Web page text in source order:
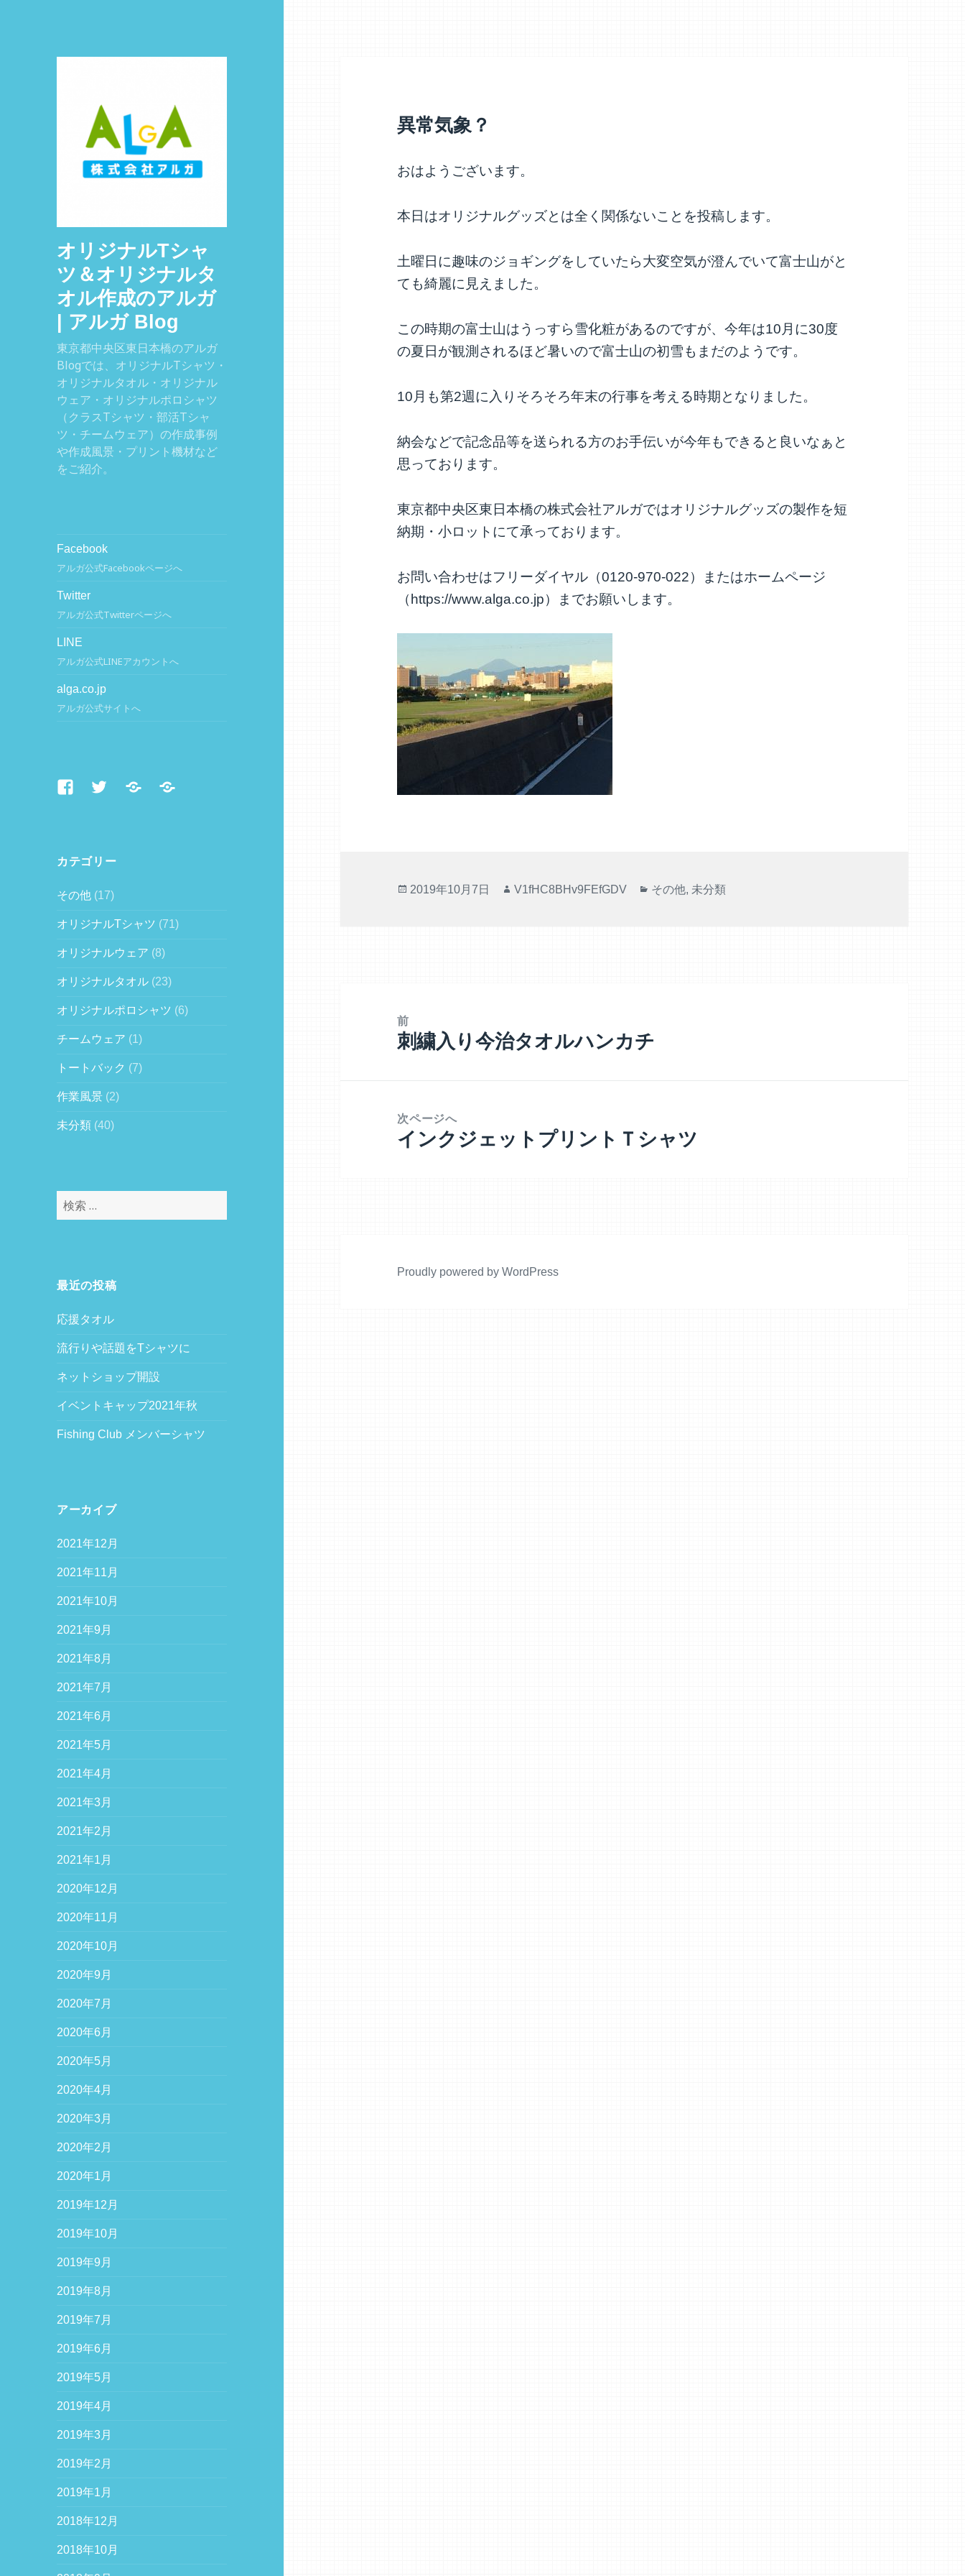
オリジナルTシャ
ツ＆オリジナルタ
オル作成のアルガ
| アルガ Blog
東京都中央区東日本橋のアルガ
Blogでは、オリジナルTシャツ・
オリジナルタオル・オリジナル
ウェア・オリジナルポロシャツ
（クラスTシャツ・部活Tシャ
ツ・チームウェア）の作成事例
や作成風景・プリント機材など
をご紹介。
Facebook
アルガ公式Facebookページへ
Twitter
アルガ公式Twitterページへ
LINE
アルガ公式LINEアカウントへ
alga.co.jp
アルガ公式サイトへ
FacebookTwitterLINE alga.co.jp
カテゴリー
その他 (17)
オリジナルTシャツ (71)
オリジナルウェア (8)
オリジナルタオル (23)
オリジナルポロシャツ (6)
チームウェア (1)
トートバック (7)
作業風景 (2)
未分類 (40)
検
索
最近の投稿
応援タオル
流行りや話題をTシャツに
ネットショップ開設
イベントキャップ2021年秋
Fishing Club メンバーシャツ
アーカイブ
2021年12月
2021年11月
2021年10月
2021年9月
2021年8月
2021年7月
2021年6月
2021年5月
2021年4月
2021年3月
2021年2月
2021年1月
2020年12月
2020年11月
2020年10月
2020年9月
2020年7月
2020年6月
2020年5月
2020年4月
2020年3月
2020年2月
2020年1月
2019年12月
2019年10月
2019年9月
2019年8月
2019年7月
2019年6月
2019年5月
2019年4月
2019年3月
2019年2月
2019年1月
2018年12月
2018年10月
異常気象？
おはようございます。
本日はオリジナルグッズとは全く関係ないことを投稿します。
土曜日に趣味のジョギングをしていたら大変空気が澄んでいて富士山がと
ても綺麗に見えました。
この時期の富士山はうっすら雪化粧があるのですが、今年は10月に30度
の夏日が観測されるほど暑いので富士山の初雪もまだのようです。
10月も第2週に入りそろそろ年末の行事を考える時期となりました。
納会などで記念品等を送られる方のお手伝いが今年もできると良いなぁと
思っております。
東京都中央区東日本橋の株式会社アルガではオリジナルグッズの製作を短
納期・小ロットにて承っております。
お問い合わせはフリーダイヤル（0120-970-022）またはホームページ
（https://www.alga.co.jp）までお願いします。
投
2019年10月7日
作
V1fHC8BHv9FEfGDV
カ
その他, 未分類
前
前
刺繍入り今治タオルハンカチ
次ページへ
次
インクジェットプリントＴシャツ
Proudly powered by WordPress